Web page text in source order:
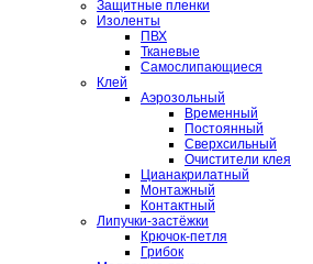
Защитные пленки
Изоленты
ПВХ
Тканевые
Самослипающиеся
Клей
Аэрозольный
Временный
Постоянный
Сверхсильный
Очистители клея
Цианакрилатный
Монтажный
Контактный
Липучки-застёжки
Крючок-петля
Грибок